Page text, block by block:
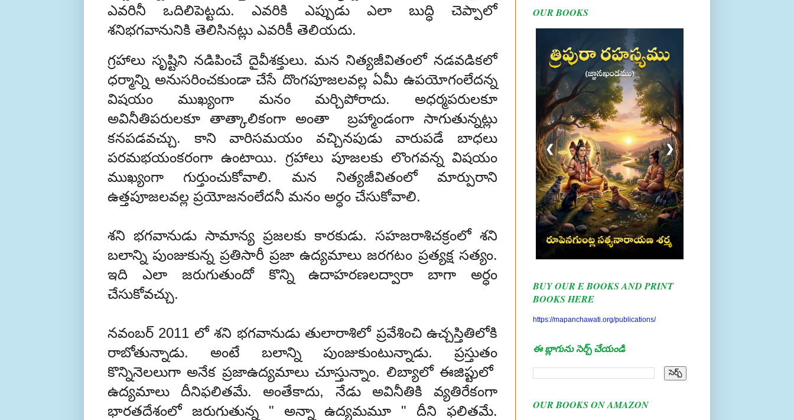
ఎవరినీ ఒదిలిపెట్టదు. ఎవరికి ఎప్పుడు ఎలా బుద్ధి చెప్పాలో
శనిభగవానునికి తెలిసినట్లు ఎవరికీ తెలియదు.
గ్రహాలు సృష్టిని నడిపించే దైవీశక్తులు. మన నిత్యజీవితంలో నడవడికలో
ధర్మాన్ని అనుసరించకుండా చేసే దొంగపూజలవల్ల ఏమీ ఉపయోగంలేదన్న
విషయం ముఖ్యంగా మనం మర్చిపోరాదు. అధర్మపరులకూ
అవినీతిపరులకూ తాత్కాలికంగా అంతా బ్రహ్మాండంగా సాగుతున్నట్లు
కనపడవచ్చు. కాని వారిసమయం వచ్చినపుడు వారుపడే బాధలు
పరమభయంకరంగా ఉంటాయి. గ్రహాలు పూజలకు లొంగవన్న విషయం
ముఖ్యంగా గుర్తుంచుకోవాలి. మన నిత్యజీవితంలో మార్పురాని
ఉత్తపూజలవల్ల ప్రయోజనంలేదనీ మనం అర్ధం చేసుకోవాలి.
శని భగవానుడు సామాన్య ప్రజలకు కారకుడు. సహజరాశిచక్రంలో శని
బలాన్ని పుంజుకున్న ప్రతిసారీ ప్రజా ఉద్యమాలు జరగటం ప్రత్యక్ష సత్యం.
ఇది ఎలా జరుగుతుందో కొన్ని ఉదాహరణలద్వారా బాగా అర్ధం
చేసుకోవచ్చు.
నవంబర్ 2011 లో శని భగవానుడు తులారాశిలో ప్రవేశించి ఉచ్చస్తితిలోకి
రాబోతున్నాడు. అంటే బలాన్ని పుంజుకుంటున్నాడు. ప్రస్తుతం
కొన్నినెలలుగా అనేక ప్రజాఉద్యమాలు చూస్తున్నాం. లిబ్యాలో ఈజిప్టులో
ఉద్యమాలు దీనిఫలితమే. అంతేకాదు, నేడు అవినీతికి వ్యతిరేకంగా
భారతదేశంలో జరుగుతున్న " అన్నా ఉద్యమమూ " దీని ఫలితమే.
OUR BOOKS
❮ ❯
BUY OUR E BOOKS AND PRINT
BOOKS HERE
https://mapanchawati.org/publications/
ఈ బ్లాగును సెర్చ్ చేయండి
OUR BOOKS ON AMAZON